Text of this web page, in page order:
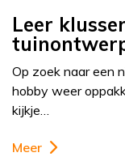
Leer
Op zoek naar een
hobby weer
kijkje…
Meer